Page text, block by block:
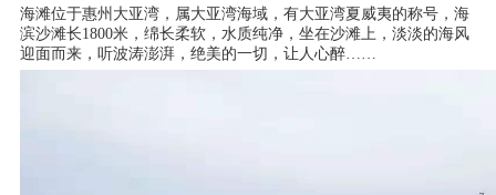
海滩位于惠州大亚湾，属大亚湾海域，有大亚湾夏威夷的称号，海
滨沙滩长1800米，绵长柔软，水质纯净，坐在沙滩上，淡淡的海风
迎面而来，听波涛澎湃，绝美的一切，让人心醉……